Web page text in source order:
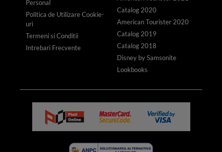
Personal
Politica de Utilizare Cookie-
uri
Termeni si Conditii
Intrebari Frecvente
Catalog 2020
American Tourister 2020
Catalog 2019
Catalog 2018
Disney by Samsonite
Lookbooks